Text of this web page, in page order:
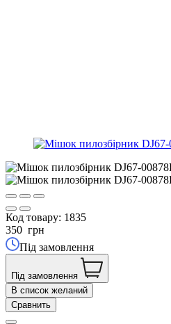
Код товару: 1835
350 грн
Під замовлення
Під замовлення
В список желаний
Сравнить